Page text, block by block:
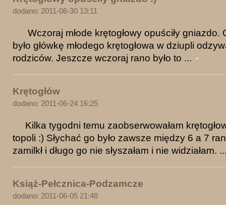
dodano: 2011-06-30 13:11
Wczoraj młode krętogłowy opuściły gniazdo.
było główkę młodego krętogłowa w dziupli
rodziców. Jeszcze wczoraj rano było to ...
Krętogłów
dodano: 2011-06-24 16:25
Kilka tygodni temu zaobserwowałam
topoli :) Słychać go było zawsze między 6 a 7
zamilkł i długo go nie słyszałam i nie widziałam.
Książ-Pełcznica-Podzamcze
dodano: 2011-06-05 21:48